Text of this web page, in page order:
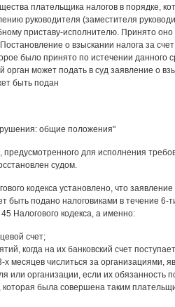
плательщика налогов в порядке,
руководителя (заместителя
приставу-исполнителю. Принято оно
о взыскании налога за
было принято по истечении
может подать в суд заявление о
быть подан
общие положения"
предусмотренного для исполнения
судом.
кодекса установлено, что
быть подано налоговиками в течение 6-
Налогового кодекса, а именно:
счет;
когда на их банковский счет
месяцев числиться за организациями,
или организации, если их обязанность
была совершена таким